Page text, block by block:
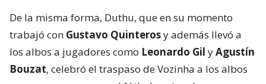
De la misma forma, Duthu, que en su momento
trabajó con Gustavo Quinterosy además llevó a
los albos a jugadores como Leonardo Gil yAgustín
Bouzat, celebró el traspaso de Vozinha a los albos